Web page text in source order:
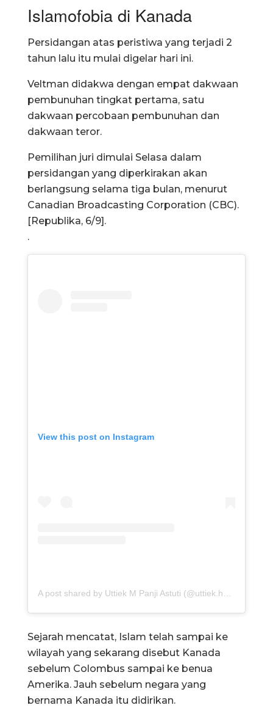
Islamofobia di Kanada
Persidangan atas peristiwa yang terjadi 2
tahun lalu itu mulai digelar hari ini.
Veltman didakwa dengan empat dakwaan
pembunuhan tingkat pertama, satu
dakwaan percobaan pembunuhan dan
dakwaan teror.
Pemilihan juri dimulai Selasa dalam
persidangan yang diperkirakan akan
berlangsung selama tiga bulan, menurut
Canadian Broadcasting Corporation (CBC).
[Republika, 6/9].
.
View this post on Instagram
Sejarah mencatat, Islam telah sampai ke
wilayah yang sekarang disebut Kanada
sebelum Colombus sampai ke benua
Amerika. Jauh sebelum negara yang
bernama Kanada itu didirikan.